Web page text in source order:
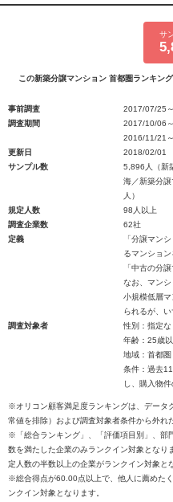
サ
この新築分譲マンション 首都圏ランキン
事前調査
2017/07/25
調査期間
2017/10/06
2016/11/21
更新日
2018/02/01
サンプル数
5,896人（新
海／新築分
人）
規定人数
98人以上
調査企業数
62社
定義
「分譲マン
るマンショ
「中古の分
なお、マンシ
小規模低層
られるが、い
調査対象者
性別：指定な
年齢：25歳
地域：首都圏
条件：過去
し、購入物
※オリコン顧客満足度ランキングは、データ
常値を排除）および調査対象者条件から外れ
※「総合ランキング」、「評価項目別」、部
数を満たした企業のみランクイン対象となり
定人数の半数以上の企業がランクイン対象と
※総合得点が60.00点以上で、他人に薦めた
ンクイン対象となります。